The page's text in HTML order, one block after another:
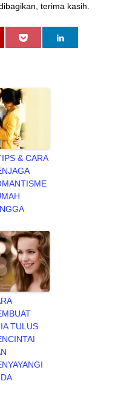
terima kasih.
& CARA
TULUS